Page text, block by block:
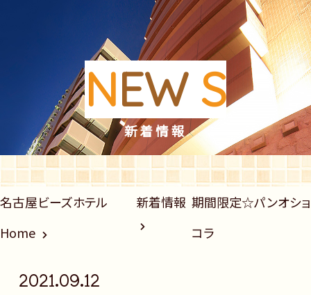
NEW S
新着情報
名古屋ビーズホテル
Home
新着情報 期間限定☆パンオショ
コラ
2021.09.12